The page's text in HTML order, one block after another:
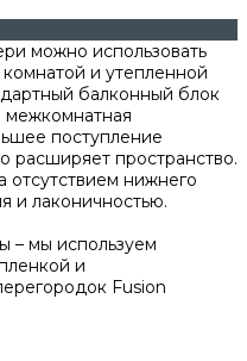
можно использовать
и утепленной
балконный блок
межкомнатная
поступление
расширяет пространство.
нижнего
и лаконичностью.
– мы используем
и
Fusion